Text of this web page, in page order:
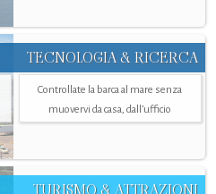
TECNOLOGIA & RICERCA
Controllate la barca al mare senza
muovervi da casa, dall’ufficio
TURISMO & ATTRAZIONI